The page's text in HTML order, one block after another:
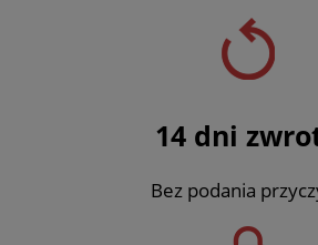
14 dni
Bez podania